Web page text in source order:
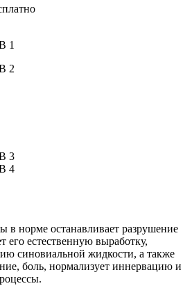
1
2
3
4
в норме останавливает разрушение
его естественную выработку,
синовиальной жидкости, а также
боль, нормализует иннервацию и